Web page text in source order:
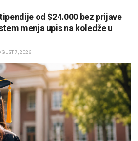
od $24.000 bez prijave
menja upis na koledže u
7, 2026